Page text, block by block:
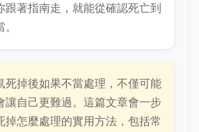
跟著指南走，就能從確認死亡到
死掉後如果不當處理，不僅可能
讓自己更難過。這篇文章會一步
掉怎麼處理的實用方法，包括常